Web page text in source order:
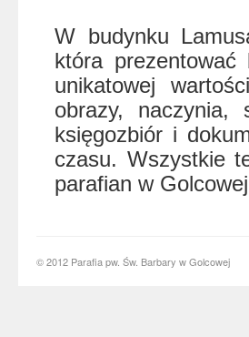
W budynku
która
unikatowej
obrazy, naczynia,
księgozbiór i
czasu. Wszystkie
parafian w
© 2012 Parafia pw. Św. Barbary w Golcowej